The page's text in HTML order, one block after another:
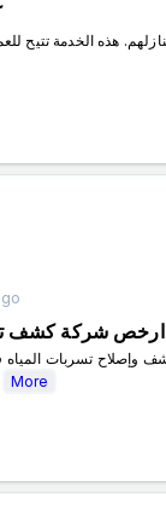
ارخص شركة كشف
More